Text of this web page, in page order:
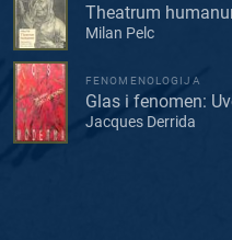
Theatrum
Milan Pelc
FENOMENOLOGIJA
Glas i fenomen:
Jacques Derrida